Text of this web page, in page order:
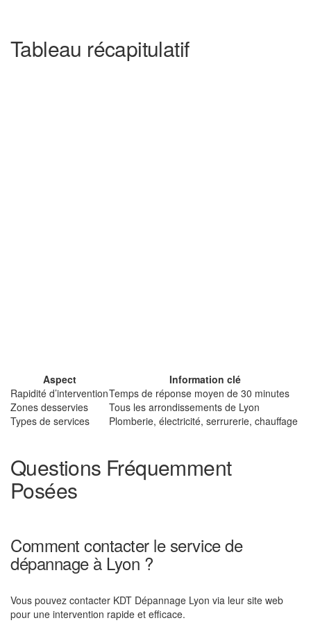
Tableau récapitulatif
Aspect
Information clé
Rapidité d’interventionTemps de réponse moyen de 30 minutes
Zones desservies
Tous les arrondissements de Lyon
Types de services
Plomberie, électricité, serrurerie, chauffage
Questions Fréquemment
Posées
Comment contacter le service de
dépannage à Lyon ?
Vous pouvez contacter KDT Dépannage Lyon via leur site web
pour une intervention rapide et efficace.